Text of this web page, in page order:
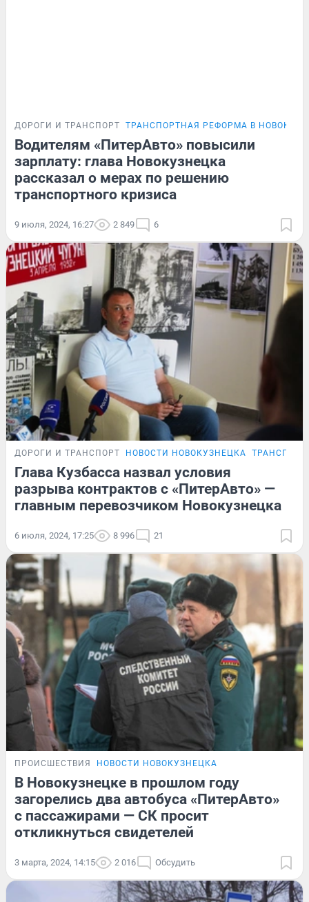
ДОРОГИ И ТРАНСПОРТ ТРАНСПОРТНАЯ РЕФОРМА В
Водителям «ПитерАвто» повысили
зарплату: глава Новокузнецка
рассказал о мерах по решению
транспортного кризиса
9 июля, 2024, 16:27 2 849 6
ДОРОГИ И ТРАНСПОРТ НОВОСТИ НОВОКУЗНЕЦКА
Глава Кузбасса назвал условия
разрыва контрактов с «ПитерАвто» —
главным перевозчиком Новокузнецка
6 июля, 2024, 17:25 8 996 21
ПРОИСШЕСТВИЯ НОВОСТИ НОВОКУЗНЕЦКА
В Новокузнецке в прошлом году
загорелись два автобуса «ПитерАвто»
с пассажирами — СК просит
откликнуться свидетелей
3 марта, 2024, 14:15 2 016 Обсудить